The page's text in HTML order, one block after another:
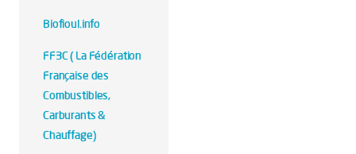
Biofioul.info
FF3C ( La Fédération
Française des
Combustibles,
Carburants &
Chauffage)